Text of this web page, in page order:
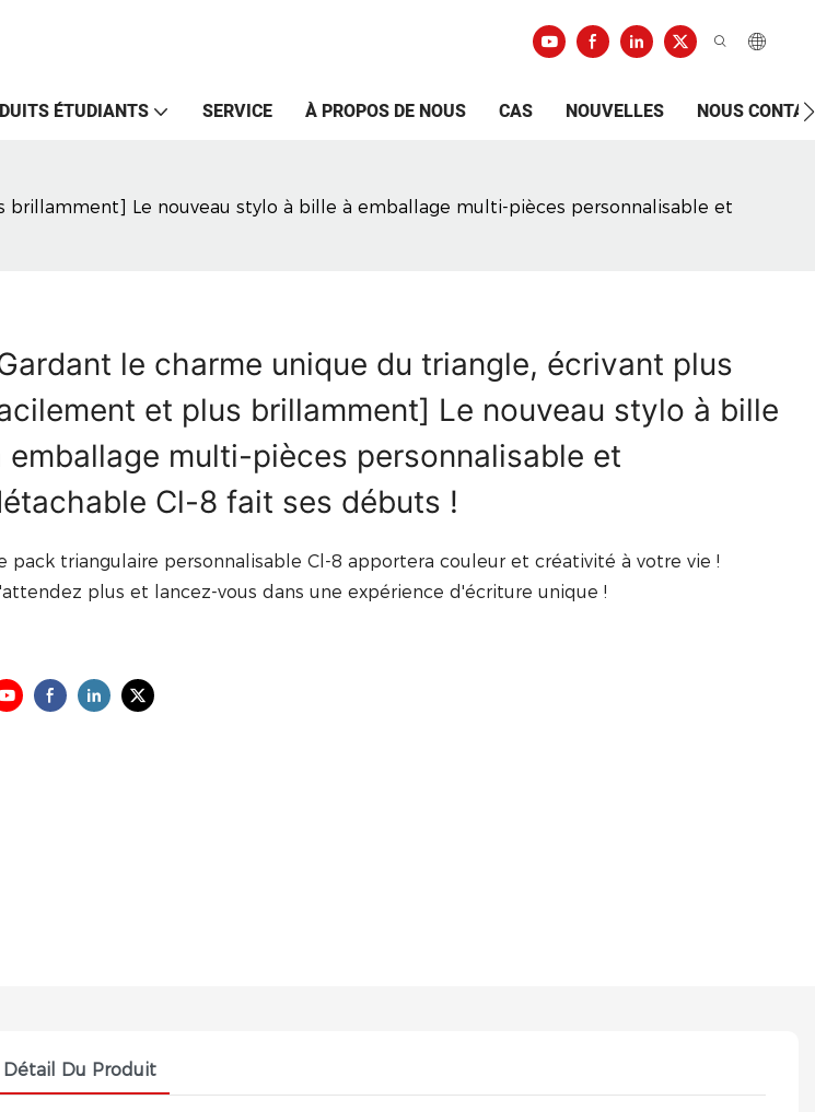
ÉTUDIANTS SERVICE À PROPOS DE NOUS CAS NOUVELLES NOUS
Le nouveau stylo à bille à emballage multi-pièces personnalisable et
le charme unique du triangle, écrivant plus
et plus brillamment] Le nouveau stylo à bille
emballage multi-pièces personnalisable et
Cl-8 fait ses débuts !
pack triangulaire personnalisable Cl-8 apportera couleur et créativité à votre vie !
plus et lancez-vous dans une expérience d'écriture unique !
Détail Du Produit